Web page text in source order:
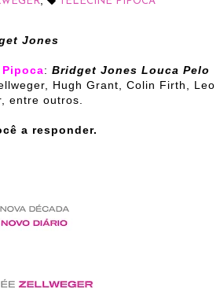
Jones
: Bridget Jones Louca Pelo
Hugh Grant, Colin Firth, Leo
entre outros.
a responder.